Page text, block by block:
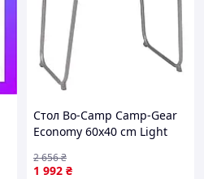
Стол Bo-Camp Camp-Gear
Economy 60x40 cm Light
1 992 ₴
2 656₴